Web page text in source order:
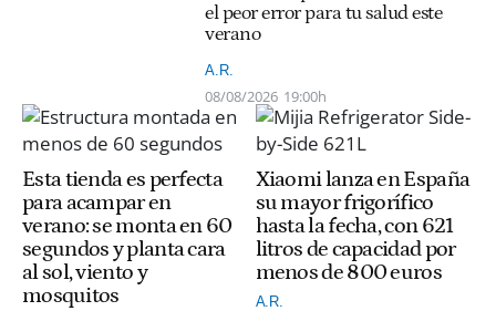
el peor error para tu salud este
verano
A.R.
08/08/2026 19:00h
Esta tienda es perfecta
para acampar en
verano: se monta en 60
segundos y planta cara
al sol, viento y
mosquitos
Xiaomi lanza en España
su mayor frigorífico
hasta la fecha, con 621
litros de capacidad por
menos de 800 euros
A.R.